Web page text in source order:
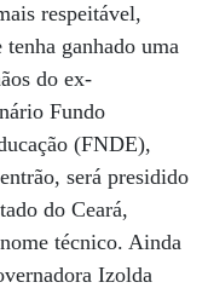
respeitável,
ganhado uma
do ex-
Fundo
(FNDE),
será presidido
do Ceará,
técnico. Ainda
Izolda